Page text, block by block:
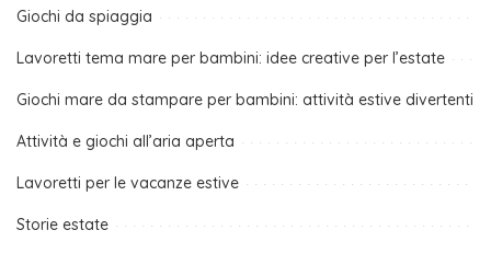
Giochi da spiaggia
Lavoretti tema mare per bambini: idee creative per l’estate
Giochi mare da stampare per bambini: attività estive divertenti
Attività e giochi all’aria aperta
Lavoretti per le vacanze estive
Storie estate